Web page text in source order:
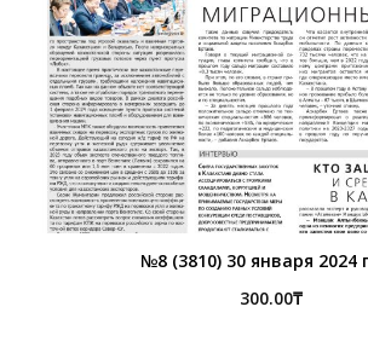
№8 (3810) 30 января 2024
300.00₸